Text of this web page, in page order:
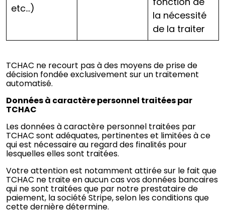
etc…)
la nécessité
de la traiter
TCHAC ne recourt pas à des moyens de prise de
décision fondée exclusivement sur un traitement
automatisé.
Données à caractère personnel traitées par
TCHAC
Les données à caractère personnel traitées par
TCHAC sont adéquates, pertinentes et limitées à ce
qui est nécessaire au regard des finalités pour
lesquelles elles sont traitées.
Votre attention est notamment attirée sur le fait que
TCHAC ne traite en aucun cas vos données bancaires
qui ne sont traitées que par notre prestataire de
paiement, la société Stripe, selon les conditions que
cette dernière détermine.